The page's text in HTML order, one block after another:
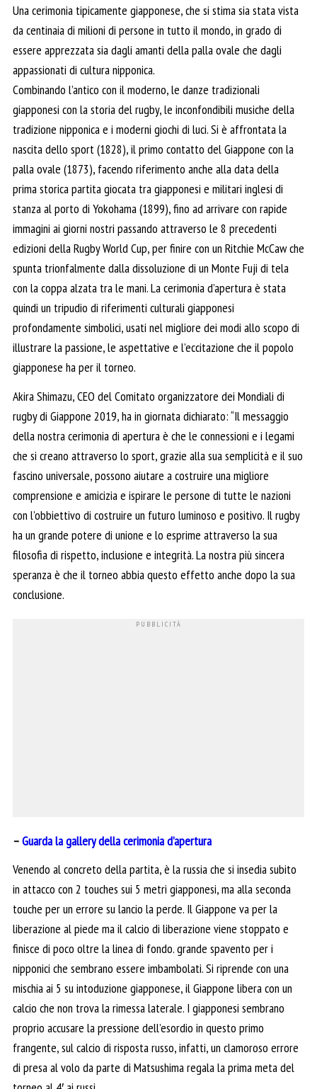
Una cerimonia tipicamente giapponese, che si stima sia stata vista
da centinaia di milioni di persone in tutto il mondo, in grado di
essere apprezzata sia dagli amanti della palla ovale che dagli
appassionati di cultura nipponica.
Combinando l’antico con il moderno, le danze tradizionali
giapponesi con la storia del rugby, le inconfondibili musiche della
tradizione nipponica e i moderni giochi di luci. Si è affrontata la
nascita dello sport (1828), il primo contatto del Giappone con la
palla ovale (1873), facendo riferimento anche alla data della
prima storica partita giocata tra giapponesi e militari inglesi di
stanza al porto di Yokohama (1899), fino ad arrivare con rapide
immagini ai giorni nostri passando attraverso le 8 precedenti
edizioni della Rugby World Cup, per finire con un Ritchie McCaw che
spunta trionfalmente dalla dissoluzione di un Monte Fuji di tela
con la coppa alzata tra le mani. La cerimonia d’apertura è stata
quindi un tripudio di riferimenti culturali giapponesi
profondamente simbolici, usati nel migliore dei modi allo scopo di
illustrare la passione, le aspettative e l’eccitazione che il popolo
giapponese ha per il torneo.
Akira Shimazu, CEO del Comitato organizzatore dei Mondiali di
rugby di Giappone 2019, ha in giornata dichiarato: “Il messaggio
della nostra cerimonia di apertura è che le connessioni e i legami
che si creano attraverso lo sport, grazie alla sua semplicità e il suo
fascino universale, possono aiutare a costruire una migliore
comprensione e amicizia e ispirare le persone di tutte le nazioni
con l’obbiettivo di costruire un futuro luminoso e positivo. Il rugby
ha un grande potere di unione e lo esprime attraverso la sua
filosofia di rispetto, inclusione e integrità. La nostra più sincera
speranza è che il torneo abbia questo effetto anche dopo la sua
conclusione.
–Guarda la gallery della cerimonia d’apertura
Venendo al concreto della partita, è la russia che si insedia subito
in attacco con 2 touches sui 5 metri giapponesi, ma alla seconda
touche per un errore su lancio la perde. Il Giappone va per la
liberazione al piede ma il calcio di liberazione viene stoppato e
finisce di poco oltre la linea di fondo. grande spavento per i
nipponici che sembrano essere imbambolati. Si riprende con una
mischia ai 5 su intoduzione giapponese, il Giappone libera con un
calcio che non trova la rimessa laterale. I giapponesi sembrano
proprio accusare la pressione dell’esordio in questo primo
frangente, sul calcio di risposta russo, infatti, un clamoroso errore
di presa al volo da parte di Matsushima regala la prima meta del